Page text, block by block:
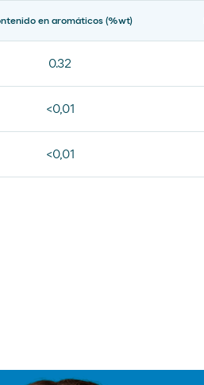
en aromáticos (%wt)
0.32
<0,01
<0,01